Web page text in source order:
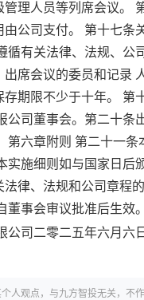
理人员等列席会议。
公司支付。 第十七条
循有关法律、法规、公
席会议的委员和记录
期限不少于十年。 第
公司董事会。第二十条
第六章附则 第二十一
实施细则如与国家日后
律、法规和公司章程
董事会审议批准后生效
公司二零二五年六月六日
人观点，与九方智投无关，不